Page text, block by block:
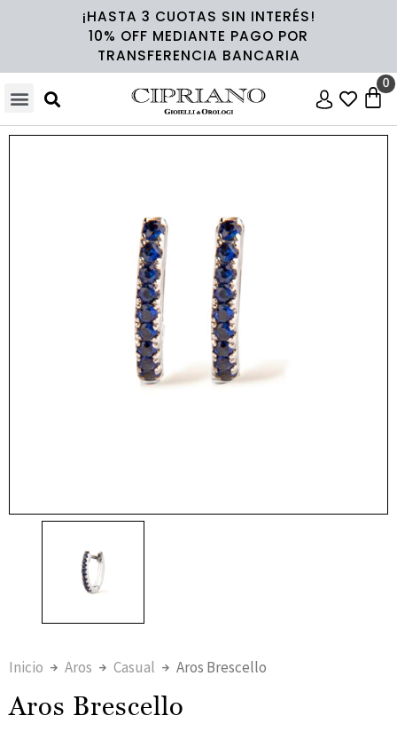
¡HASTA 3 CUOTAS SIN INTERÉS!
10% OFF MEDIANTE PAGO POR
TRANSFERENCIA BANCARIA
Inicio Aros Casual Aros Brescello
Aros Brescello